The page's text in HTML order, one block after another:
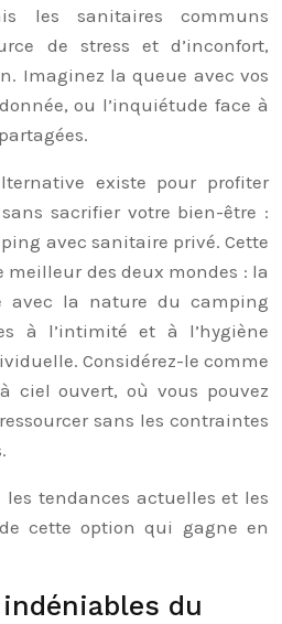
les sanitaires communs
de stress et d’inconfort,
Imaginez la queue avec vos
ou l’inquiétude face à
existe pour profiter
sacrifier votre bien-être :
avec sanitaire privé. Cette
des deux mondes : la
avec la nature du camping
à l’intimité et à l’hygiène
Considérez-le comme
ciel ouvert, où vous pouvez
sans les contraintes
les tendances actuelles et les
cette option qui gagne en
du